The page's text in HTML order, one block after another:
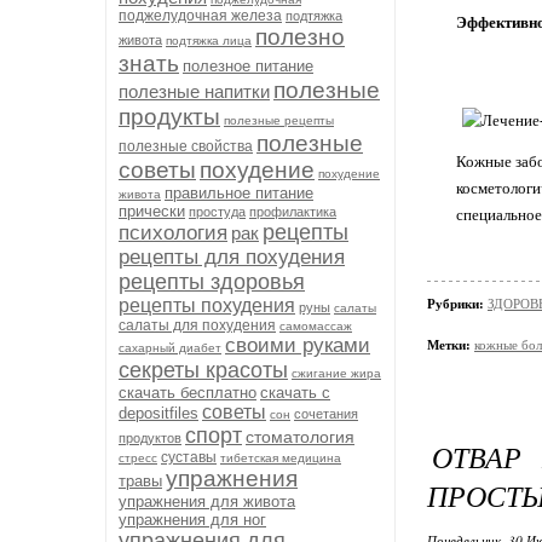
поджелудочная железа подтяжка
живота подтяжка лица полезно
знать полезное питание
полезные напитки полезные
продукты полезные рецепты
полезные свойства полезные
советы похудение похудение
живота правильное питание
прически простуда профилактика
психология рак рецепты
рецепты для похудения
рецепты здоровья
рецепты похудения руны салаты
салаты для похудения самомассаж
сахарный диабет своими руками
секреты красоты сжигание жира
скачать бесплатно скачать с
depositfiles советы сон сочетания
продуктов спортстоматология
стресс суставы тибетская медицина
травы упражнения
упражнения для живота
упражнения для ног
Кожные
Рубрики:
Метки: кожные
ОТВАР